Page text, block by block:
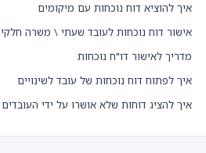
איך להוציא דוח נוכחות עם מיקומים
אישור דוח נוכחות לעובד שעתי \ משרה
מדריך לאישור דו"ח נוכחות
איך לפתוח דוח נוכחות של עובד לשינויים
איך להציג דוחות שלא אושרו על ידי העובדים